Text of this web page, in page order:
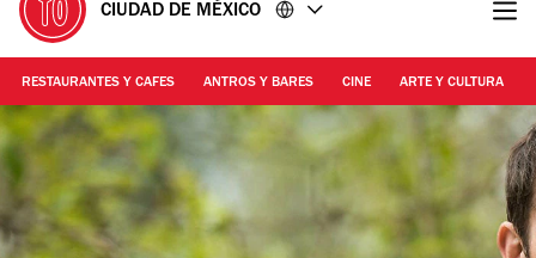
CIUDAD DE MÉXICO
RESTAURANTES Y CAFES ANTROS Y BARES CINE ARTE Y CULTURA